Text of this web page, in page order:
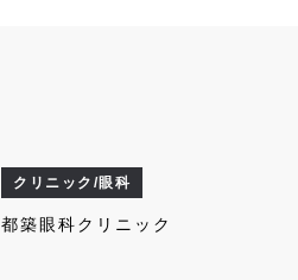
クリニック/眼科
都築眼科クリニック